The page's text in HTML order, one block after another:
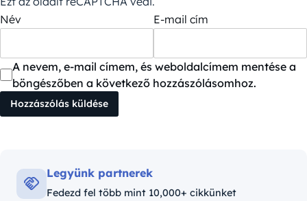
Név
E-mail cím
A nevem, e-mail címem, és weboldalcímem mentése a
böngészőben a következő hozzászólásomhoz.
Legyünk partnerek
Fedezd fel több mint 10,000+ cikkünket